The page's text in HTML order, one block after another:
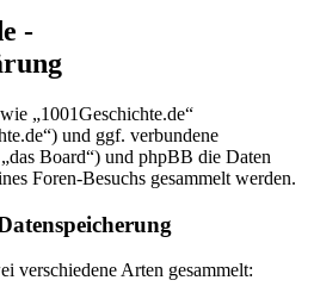
-
„1001Geschichte.de“
und ggf. verbundene
Board“) und phpBB die Daten
Foren-Besuchs gesammelt werden.
verschiedene Arten gesammelt: